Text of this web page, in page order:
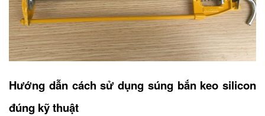
Hướng dẫn cách sử dụng súng bắn keo silicon
đúng kỹ thuật